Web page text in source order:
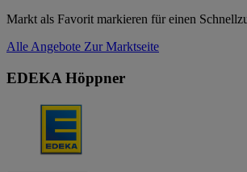
Markt als Favorit markieren für einen
Alle Angebote Zur Marktseite
EDEKA Höppner